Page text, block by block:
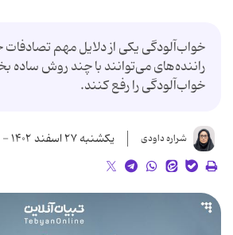
خواب‌آلودگی یکی از دلایل مهم تصادفات
راننده‌های می‌توانند با چند روش ساده
خواب‌آلودگی را رفع کنند.
شراره داودی یکشنبه ۲۷ اسفند ۱۴۰۲ - ۰۰:۰۰